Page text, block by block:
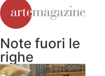
Note fuori le
righe